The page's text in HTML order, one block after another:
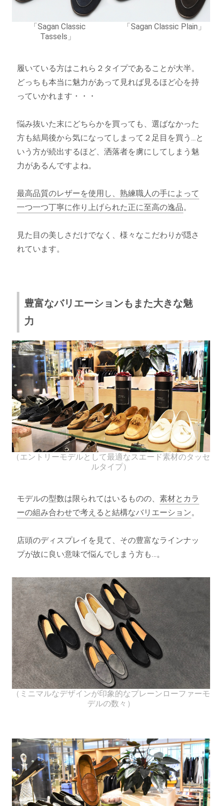
「Sagan Classic
Tassels」
「Sagan Classic Plain」
履いている方はこれら２タイプであることが大半。
どっちも本当に魅力があって見れば見るほど心を持
っていかれます・・・
悩み抜いた末にどちらかを買っても、選ばなかった
方も結局後から気になってしまって２足目を買う...と
いう方が続出するほど、洒落者を虜にしてしまう魅
力があるんですよね。
最高品質のレザーを使用し、熟練職人の手によって
一つ一つ丁寧に作り上げられた正に至高の逸品。
見た目の美しさだけでなく、様々なこだわりが隠さ
れています。
豊富なバリエーションもまた大きな魅
力
（エントリーモデルとして最適なスエード素材のタッセ
ルタイプ）
モデルの型数は限られてはいるものの、 素材とカラ
ーの組み合わせで考えると結構なバリエーション。
店頭のディスプレイを見て、その豊富なラインナッ
プが故に良い意味で悩んでしまう方も…。
（ミニマルなデザインが印象的なプレーンローファーモ
デルの数々）